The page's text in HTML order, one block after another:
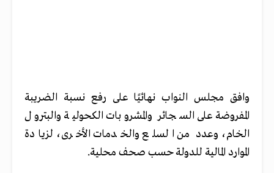
وافق مجلس النواب نهائيًا على رفع نسبة الضريبة
المفروضة على السجائر والمشروبات الكحولية والبترول
الخام، وعدد من السلع والخدمات الأخرى، لزيادة
الموارد المالية للدولة حسب صحف محلية.